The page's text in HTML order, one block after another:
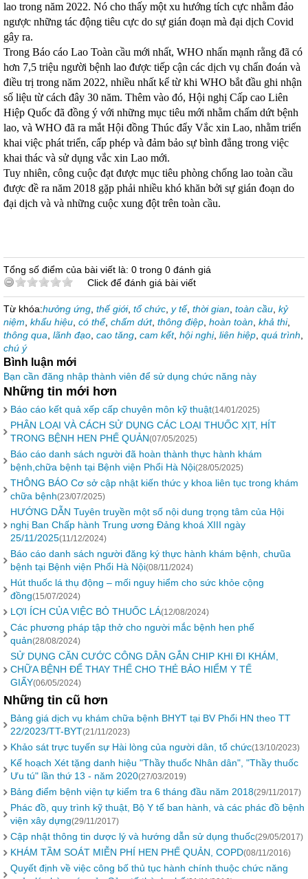
lao trong năm 2022. Nó cho thấy một xu hướng tích cực nhằm đảo
ngược những tác động tiêu cực do sự gián đoạn mà đại dịch Covid
gây ra.
Trong Báo cáo Lao Toàn cầu mới nhất, WHO nhấn mạnh rằng đã có
hơn 7,5 triệu người bệnh lao được tiếp cận các dịch vụ chẩn đoán và
điều trị trong năm 2022, nhiều nhất kể từ khi WHO bắt đầu ghi nhận
số liệu từ cách đây 30 năm. Thêm vào đó, Hội nghị Cấp cao Liên
Hiệp Quốc đã đồng ý với những mục tiêu mới nhằm chấm dứt bệnh
lao, và WHO đã ra mắt Hội đồng Thúc đẩy Vắc xin Lao, nhằm triển
khai việc phát triển, cấp phép và đảm bảo sự bình đẳng trong việc
khai thác và sử dụng vắc xin Lao mới.
Tuy nhiên, công cuộc đạt được mục tiêu phòng chống lao toàn cầu
được đề ra năm 2018 gặp phải nhiều khó khăn bởi sự gián đoạn do
đại dịch và và những cuộc xung đột trên toàn cầu.
Tổng số điểm của bài viết là: 0 trong 0 đánh giá
Click để đánh giá bài viết
Từ khóa:hưởng ứng thế giới, tổ chức y tế, thời gian toàn cầu kỷ
niệm khẩu hiệu có thể, chấm dứt, thông điệp hoàn toàn khả thi,
thông qua lãnh đạo cao tăng cam kết, hội nghị, liên hiệp quá trình
chú ý
Bình luận mới
Bạn cần đăng nhập thành viên để sử dụng chức năng này
Những tin mới hơn
Báo cáo kết quả xếp cấp chuyên môn kỹ thuật(14/01/2025)
PHÂN LOẠI VÀ CÁCH SỬ DỤNG CÁC LOẠI THUỐC XỊT, HÍT
TRONG BỆNH HEN PHẾ QUẢN(07/05/2025)
Báo cáo danh sách người đã hoàn thành thực hành khám
bệnh,chữa bệnh tại Bệnh viện Phổi Hà Nội(28/05/2025)
THÔNG BÁO Cơ sở cập nhật kiến thức y khoa liên tục trong khám
chữa bệnh(23/07/2025)
HƯỚNG DẪN Tuyên truyền một số nội dung trọng tâm của Hội
nghị Ban Chấp hành Trung ương Đảng khoá XIII ngày
25/11/2025(11/12/2024)
Báo cáo danh sách người đăng ký thực hành khám bệnh, chưũa
bệnh tại Bệnh viện Phổi Hà Nội(08/11/2024)
Hút thuốc lá thụ động – mối nguy hiểm cho sức khỏe cộng
đồng(15/07/2024)
LỢI ÍCH CỦA VIỆC BỎ THUỐC LÁ(12/08/2024)
Các phương pháp tập thở cho người mắc bệnh hen phế
quản(28/08/2024)
SỬ DỤNG CĂN CƯỚC CÔNG DÂN GẮN CHIP KHI ĐI KHÁM,
CHỮA BỆNH ĐỂ THAY THẾ CHO THẺ BẢO HIỂM Y TẾ
GIẤY(06/05/2024)
Những tin cũ hơn
Bảng giá dịch vụ khám chữa bệnh BHYT tại BV Phổi HN theo TT
22/2023/TT-BYT(21/11/2023)
Khảo sát trực tuyến sự Hài lòng của người dân, tổ chức(13/10/2023)
Kế hoạch Xét tặng danh hiệu "Thầy thuốc Nhân dân", "Thầy thuốc
Ưu tú" lần thứ 13 - năm 2020(27/03/2019)
Bảng điểm bệnh viện tự kiểm tra 6 tháng đầu năm 2018(29/11/2017)
Phác đồ, quy trình kỹ thuật, Bộ Y tế ban hành, và các phác đồ bệnh
viện xây dựng(29/11/2017)
Cập nhật thông tin dược lý và hướng dẫn sử dụng thuốc(29/05/2017)
KHÁM TẦM SOÁT MIỄN PHÍ HEN PHẾ QUẢN, COPD(08/11/2016)
Quyết định về việc công bố thủ tục hành chính thuộc chức năng